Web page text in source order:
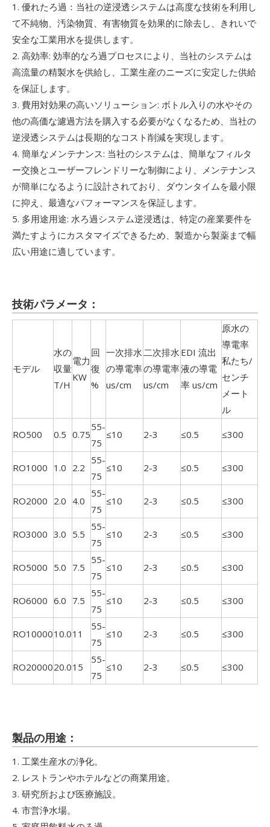
1. 優れたろ過：当社の逆浸透システムは高度な技術を利用し
て不純物、汚染物質、有害物質を効果的に除去し、きれいで
安全な工業用水を提供します。
2. 高効率: 効率的なろ過プロセスにより、当社のシステムは
高流量の精製水を供給し、工業生産のニーズに安定した供給
を保証します。
3. 費用対効果の高いソリューション: ボトル入りの水やその
他の高価な濾過方法を購入する必要がなくなるため、当社の
逆浸透システムは長期的なコスト削減を実現します。
4. 簡単なメンテナンス: 当社のシステムは、簡単なフィルタ
ー交換とユーザーフレンドリーな制御により、メンテナンス
が簡単になるように設計されており、ダウンタイムを最小限
に抑え、最適なパフォーマンスを保証します。
5. 多用途用途: 水ろ過システム逆浸透は、特定の産業要件を
満たすようにカスタマイズできるため、製造から製薬まで幅
広い用途に適しています。
技術パラメータ：
モデル
水の
収量
T/H
電力
KW
回
復
%
一次排水
の導電率
us/cm
二次排水
の導電率
us/cm
EDI 流出
液の導電
率 us/cm
原水の
導電率
私たち/
センチ
メート
ル
RO500 0.5 0.75
55-
75
≤10 2-3 ≤0.5 ≤300
RO1000 1.0 2.2
55-
75
≤10 2-3 ≤0.5 ≤300
RO2000 2.0 4.0
55-
75
≤10 2-3 ≤0.5 ≤300
RO3000 3.0 5.5
55-
75
≤10 2-3 ≤0.5 ≤300
RO5000 5.0 7.5
55-
75
≤10 2-3 ≤0.5 ≤300
RO6000 6.0 7.5
55-
75
≤10 2-3 ≤0.5 ≤300
RO1000010.011
55-
75
≤10 2-3 ≤0.5 ≤300
RO2000020.015
55-
75
≤10 2-3 ≤0.5 ≤300
製品の用途：
1. 工業生産水の浄化。
2. レストランやホテルなどの商業用途。
3. 研究所および医療施設。
4. 市営浄水場。